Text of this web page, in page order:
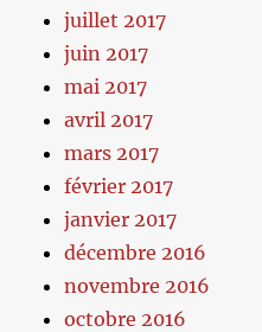
juillet 2017
juin 2017
mai 2017
avril 2017
mars 2017
février 2017
janvier 2017
décembre 2016
novembre 2016
octobre 2016